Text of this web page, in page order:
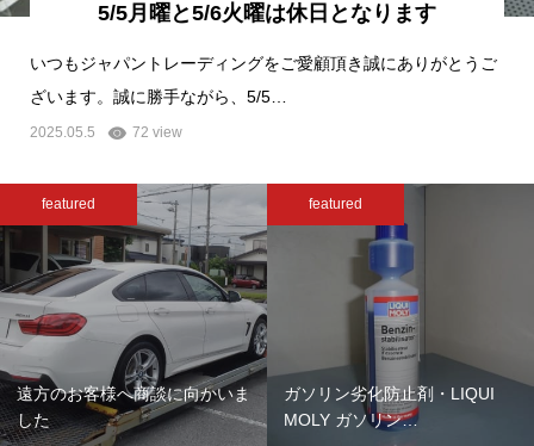
5/5月曜と5/6火曜は休日となります
いつもジャパントレーディングをご愛顧頂き誠にありがとうご
ざいます。誠に勝手ながら、5/5…
2025.05.5 72 view
featured
遠方のお客様へ商談に向かいま
した
featured
ガソリン劣化防止剤・LIQUI
MOLY ガソリン…